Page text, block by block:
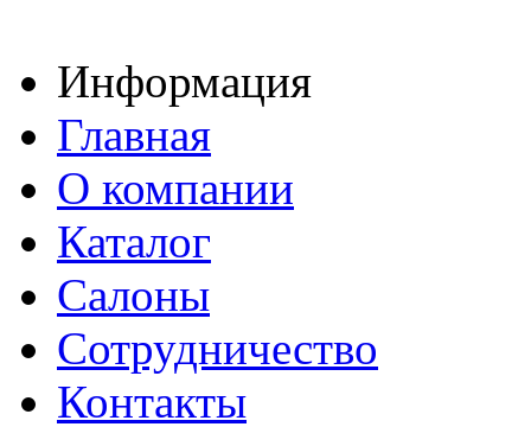
Информация
Главная
О компании
Каталог
Салоны
Сотрудничество
Контакты